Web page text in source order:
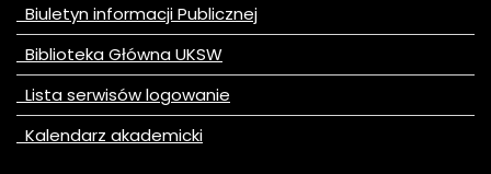
Biuletyn informacji Publicznej
Biblioteka Główna UKSW
Lista serwisów logowanie
Kalendarz akademicki